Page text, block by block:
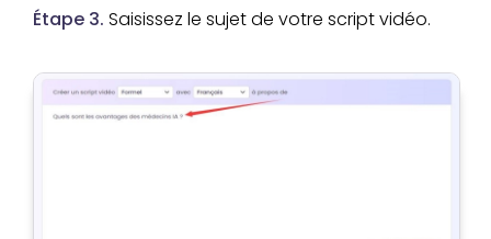
Étape 3. Saisissez le sujet de votre script vidéo.